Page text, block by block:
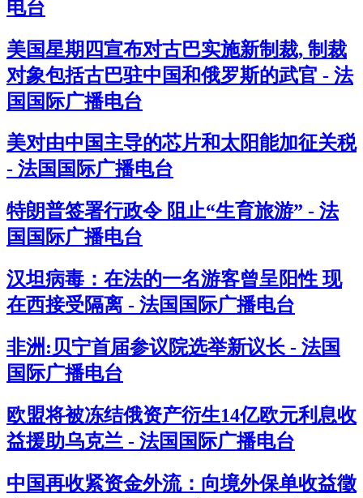
电台
美国星期四宣布对古巴实施新制裁, 制裁
对象包括古巴驻中国和俄罗斯的武官 - 法
国国际广播电台
美对由中国主导的芯片和太阳能加征关税
- 法国国际广播电台
特朗普签署行政令 阻止“生育旅游” - 法
国国际广播电台
汉坦病毒：在法的一名游客曾呈阳性 现
在西接受隔离 - 法国国际广播电台
非洲:贝宁首届参议院选举新议长 - 法国
国际广播电台
欧盟将被冻结俄资产衍生14亿欧元利息收
益援助乌克兰 - 法国国际广播电台
中国再收紧资金外流：向境外保单收益徵